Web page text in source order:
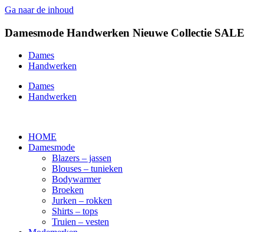
Ga naar de inhoud
Damesmode Handwerken Nieuwe Collectie SALE
Dames
Handwerken
Dames
Handwerken
HOME
Damesmode
Blazers – jassen
Blouses – tunieken
Bodywarmer
Broeken
Jurken – rokken
Shirts – tops
Truien – vesten